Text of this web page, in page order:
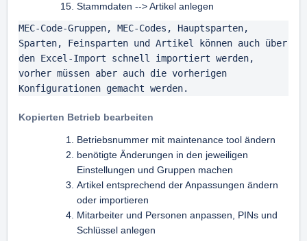
Stammdaten --> Artikel anlegen
MEC-Code-Gruppen, MEC-Codes, Hauptsparten,
Sparten, Feinsparten und Artikel können auch über
den Excel-Import schnell importiert werden,
vorher müssen aber auch die vorherigen
Konfigurationen gemacht werden.
Kopierten Betrieb bearbeiten
Betriebsnummer mit maintenance tool ändern
benötigte Änderungen in den jeweiligen
Einstellungen und Gruppen machen
Artikel entsprechend der Anpassungen ändern
oder importieren
Mitarbeiter und Personen anpassen, PINs und
Schlüssel anlegen